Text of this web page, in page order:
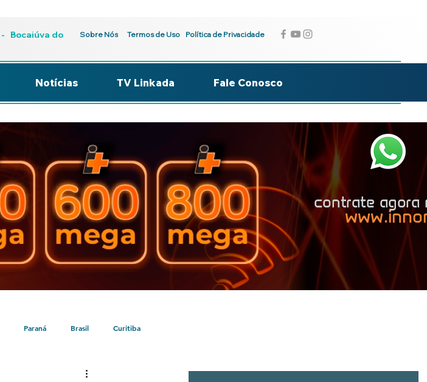
- Bocaiúva do
Sobre Nós Termos de Uso Política de Privacidade
Notícias TV Linkada Fale Conosco
Paraná Brasil Curitiba